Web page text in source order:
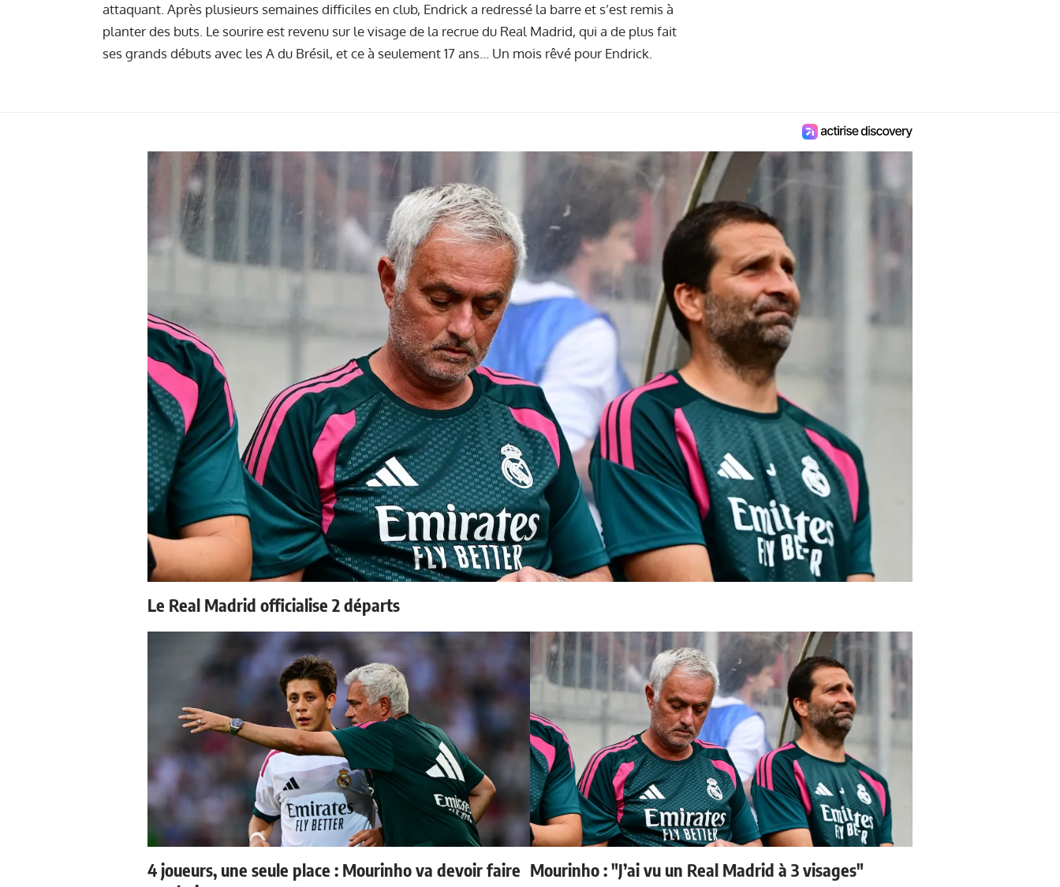
attaquant. Après plusieurs semaines difficiles en club, Endrick a redressé la barre et s’est remis à
planter des buts. Le sourire est revenu sur le visage de la recrue du Real Madrid, qui a de plus fait
ses grands débuts avec les A du Brésil, et ce à seulement 17 ans… Un mois rêvé pour Endrick.
Le Real Madrid officialise 2 départs
4 joueurs, une seule place : Mourinho va devoir faire Mourinho : "J’ai vu un Real Madrid à 3 visages"